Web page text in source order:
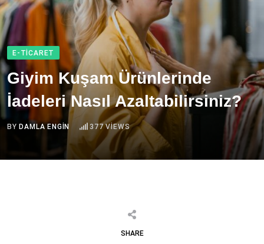
E-TICARET
Giyim Kuşam Ürünlerinde
İadeleri Nasıl Azaltabilirsiniz?
BY DAMLA ENGIN 377VIEWS
SHARE